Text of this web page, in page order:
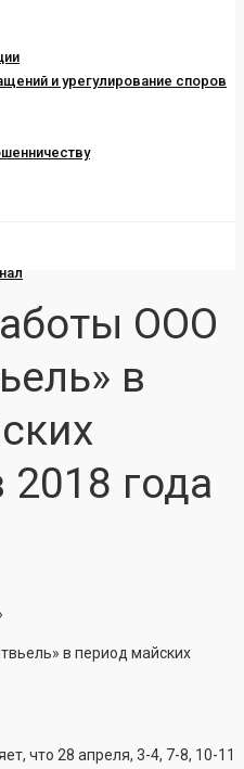
и урегулирование споров
ООО
в
2018 года
в период майских
что 28 апреля, 3-4, 7-8, 10-11